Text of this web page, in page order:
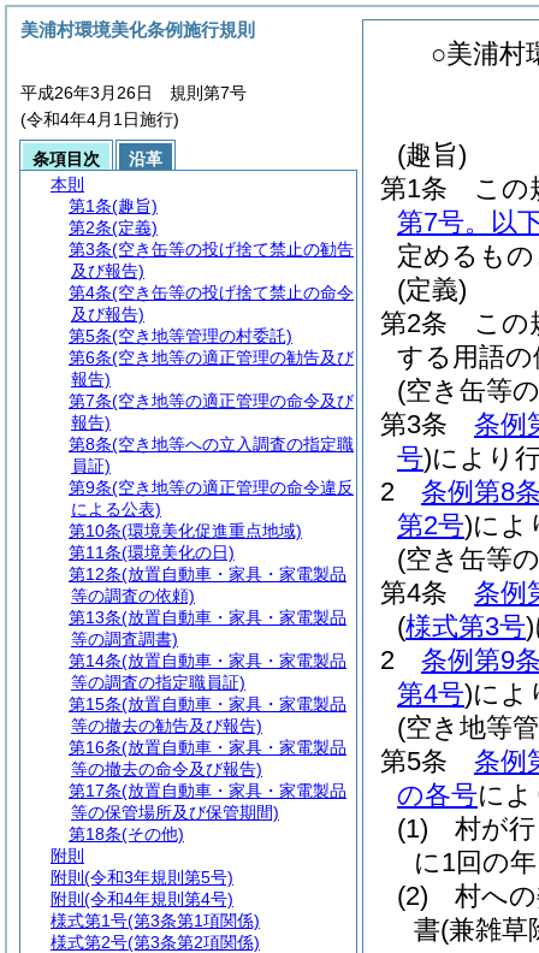
○美浦村
(趣旨)
第1条
この
第7号。以
定めるも
(定義)
第2条
この
する用語
(空き缶等
第3条
条例
号)により
2
条例第8
第2号)によ
(空き缶等
第4条
条例
(様式第3号)
2
条例第9
第4号)によ
(空き地等
第5条
条例
の各号に
(1)
村が
に1回の
(2)
村へ
書(兼雑草
美浦村環境美化条例施行規則
平成26年3月26日 規則第7号
(令和4年4月1日施行)
条項目次
沿革
本則
第1条(趣旨)
第2条(定義)
第3条(空き缶等の投げ捨て禁止の勧告
及び報告)
第4条(空き缶等の投げ捨て禁止の命令
及び報告)
第5条(空き地等管理の村委託)
第6条(空き地等の適正管理の勧告及び
報告)
第7条(空き地等の適正管理の命令及び
報告)
第8条(空き地等への立入調査の指定職
員証)
第9条(空き地等の適正管理の命令違反
による公表)
第10条(環境美化促進重点地域)
第11条(環境美化の日)
第12条(放置自動車・家具・家電製品
等の調査の依頼)
第13条(放置自動車・家具・家電製品
等の調査調書)
第14条(放置自動車・家具・家電製品
等の調査の指定職員証)
第15条(放置自動車・家具・家電製品
等の撤去の勧告及び報告)
第16条(放置自動車・家具・家電製品
等の撤去の命令及び報告)
第17条(放置自動車・家具・家電製品
等の保管場所及び保管期間)
第18条(その他)
附則
附則 (令和3年規則第5号)
附則 (令和4年規則第4号)
様式第1号(第3条第1項関係)
様式第2号(第3条第2項関係)